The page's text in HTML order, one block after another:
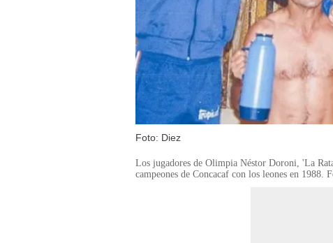
Foto: Diez
Los jugadores de Olimpia Néstor Doroni, 'La
campeones de Concacaf con los leones en 1988.